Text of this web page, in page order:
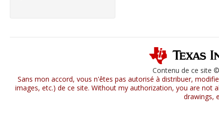
Contenu de ce site
Sans mon accord, vous n'êtes pas autorisé à distribuer,
images, etc.) de ce site. Without my authorization, you are
drawings,